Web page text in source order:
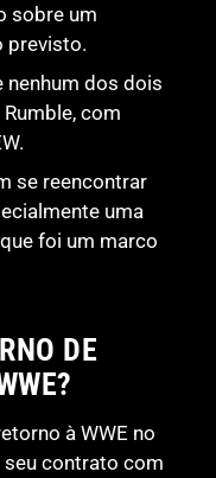
sobre um
previsto.
dos dois
com
se reencontrar
uma
foi um marco
DE
à WWE no
seu contrato com